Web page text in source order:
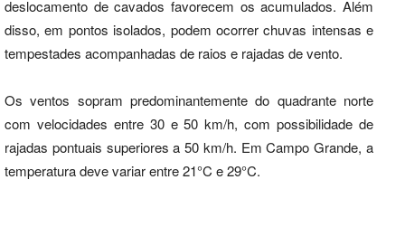
deslocamento de cavados favorecem os acumulados. Além
disso, em pontos isolados, podem ocorrer chuvas intensas e
tempestades acompanhadas de raios e rajadas de vento.
Os ventos sopram predominantemente do quadrante norte
com velocidades entre 30 e 50 km/h, com possibilidade de
rajadas pontuais superiores a 50 km/h. Em Campo Grande, a
temperatura deve variar entre 21°C e 29°C.